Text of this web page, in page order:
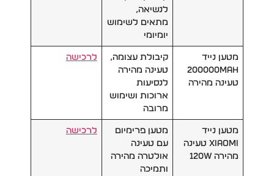
לנשיאה,
מתאים לשימוש
יומיומי
מטען נייד
200000mAh
טעינה מהירה
קיבולת עצומה,
טעינה מהירה
לנסיעות
ארוכות ושימוש
מרובה
לרכישה
מטען נייד
Xiaomi טעינה
מהירה 120W
מטען פרימיום
עם טעינה
אולטרה מהירה
ותמיכה
לרכישה